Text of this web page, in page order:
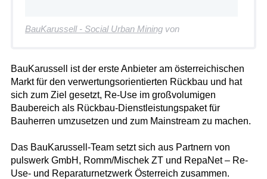
BauKarussell - Social Urban Miningvon
BauKarussell ist der erste Anbieter am österreichischen
Markt für den verwertungsorientierten Rückbau und hat
sich zum Ziel gesetzt, Re-Use im großvolumigen
Baubereich als Rückbau-Dienstleistungspaket für
Bauherren umzusetzen und zum Mainstream zu machen.
Das BauKarussell-Team setzt sich aus Partnern von
pulswerk GmbH, Romm/Mischek ZT und RepaNet – Re-
Use- und Reparaturnetzwerk Österreich zusammen.